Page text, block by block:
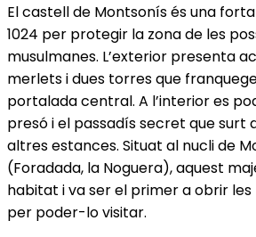
El castell de Montsonís és una
1024 per protegir la zona de les
musulmanes. L’exterior presenta
merlets i dues torres que
portalada central. A l’interior es
presó i el passadís secret que surt
altres estances. Situat al nucli de
(Foradada, la Noguera), aquest
habitat i va ser el primer a obrir
per poder-lo visitar.